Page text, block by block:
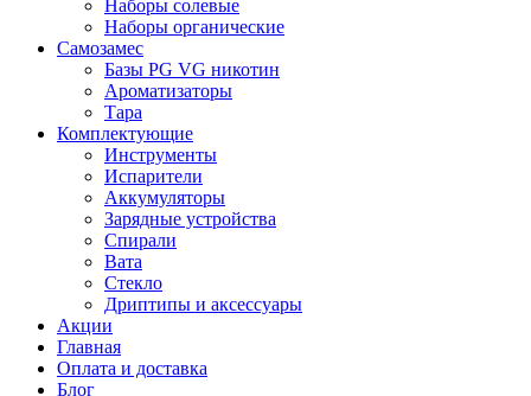
Наборы солевые
Наборы органические
Самозамес
Базы PG VG никотин
Ароматизаторы
Тара
Комплектующие
Инструменты
Испарители
Аккумуляторы
Зарядные устройства
Спирали
Вата
Стекло
Дриптипы и аксессуары
Акции
Главная
Оплата и доставка
Блог